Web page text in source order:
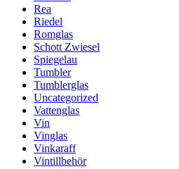
Rea
Riedel
Romglas
Schott Zwiesel
Spiegelau
Tumbler
Tumblerglas
Uncategorized
Vattenglas
Vin
Vinglas
Vinkaraff
Vintillbehör